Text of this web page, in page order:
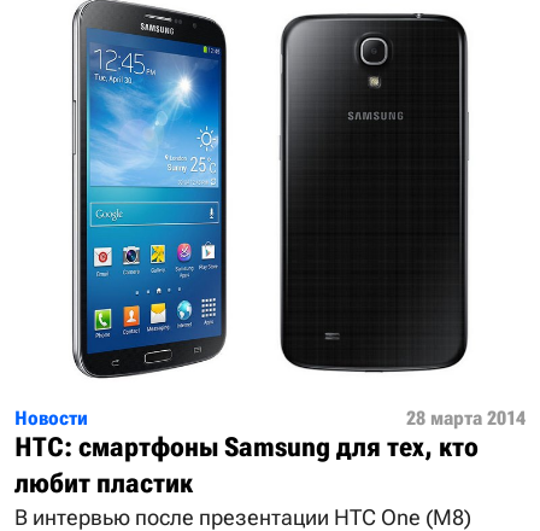
Новости 28 марта 2014
HTC: смартфоны Samsung для тех, кто
любит пластик
В интервью после презентации HTC One (M8)